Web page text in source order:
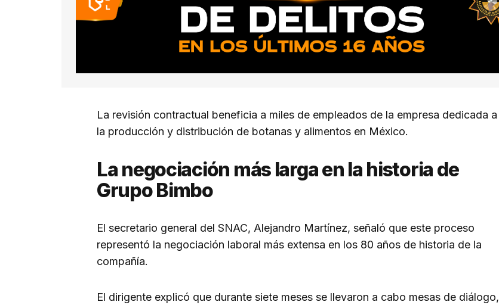
La revisión contractual beneficia a miles de empleados de la empresa dedicada a
la producción y distribución de botanas y alimentos en México.
La negociación más larga en la historia de
Grupo Bimbo
El secretario general del SNAC, Alejandro Martínez, señaló que este proceso
representó la negociación laboral más extensa en los 80 años de historia de la
compañía.
El dirigente explicó que durante siete meses se llevaron a cabo mesas de diálogo,